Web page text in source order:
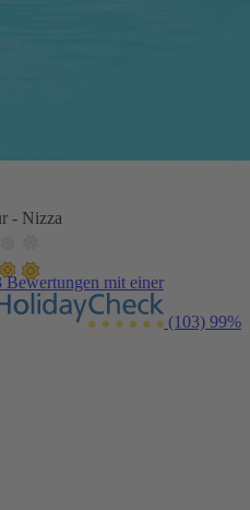
- Nizza
Bewertungen mit einer
(103) 99%